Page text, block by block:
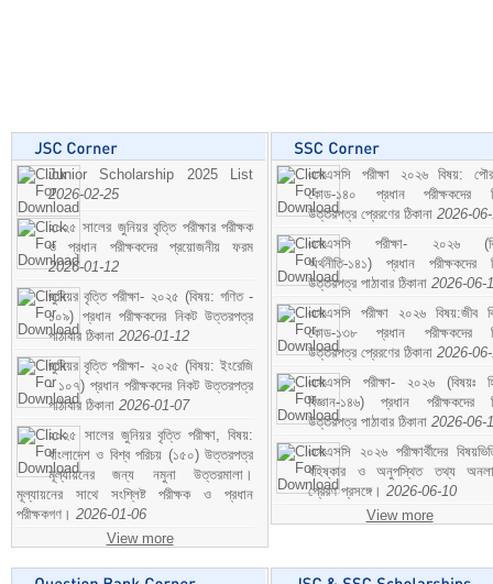
Junior Scholarship 2025 List
2026-02-25
২০২৫ সালের জুনিয়র বৃত্তি পরীক্ষার পরীক্ষক
ও প্রধান পরীক্ষকদের প্রয়োজনীয় ফরম
2026-01-12
জুনিয়র বৃত্তি পরীক্ষা- ২০২৫ (বিষয়: গণিত -
১০৯) প্রধান পরীক্ষকদের নিকট উত্তরপত্র
পাঠাবার ঠিকানা 2026-01-12
জুনিয়র বৃত্তি পরীক্ষা- ২০২৫ (বিষয়: ইংরেজি
- ১০৭) প্রধান পরীক্ষকদের নিকট উত্তরপত্র
পাঠাবার ঠিকানা 2026-01-07
২০২৫ সালের জুনিয়র বৃত্তি পরীক্ষা, বিষয়:
বাংলাদেশ ও বিশ্ব পরিচয় (১৫০) উত্তরপত্র
মূল্যায়নের জন্য নমুনা উত্তরমালা।
মূল্যায়নের সাথে সংশ্লিষ্ট পরীক্ষক ও প্রধান
পরীক্ষকগণ। 2026-01-06
View more
এসএসসি পরীক্ষা ২০২৬ বিষয়:
কোড-১৪০ প্রধান পরীক্ষকদের
উত্তরপত্র প্রেরণের ঠিকানা 2026-
এসএসসি পরীক্ষা- ২০২৬
অর্থনীতি-১৪১) প্রধান পরীক্ষকদের
উত্তরপত্র পাঠাবার ঠিকানা 2026-06-
এসএসসি পরীক্ষা ২০২৬ বিষয়:জীব
কোড-১৩৮ প্রধান পরীক্ষকদের
উত্তরপত্র প্রেরণের ঠিকানা 2026-
এসএসসি পরীক্ষা- ২০২৬ (বিষয়ঃ
বিজ্ঞান-১৪৬) প্রধান পরীক্ষকদের
উত্তরপত্র পাঠাবার ঠিকানা 2026-06-
এসএসসি ২০২৬ পরীক্ষার্থীদের
বহিষ্কার ও অনুপস্থিত তথ্য
প্রেরণ প্রসঙ্গে। 2026-06-10
View more